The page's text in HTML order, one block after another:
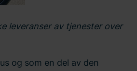
leveranser av tjenester over
og som en del av den